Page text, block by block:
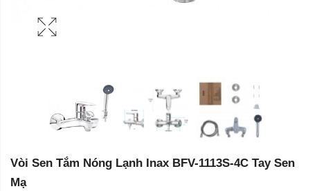
Vòi Sen Tắm Nóng Lạnh Inax BFV-1113S-4C Tay Sen
Mạ